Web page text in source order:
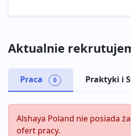
Aktualnie
Praca 0 Praktyki i
Alshaya Poland nie posiada
ofert pracy.